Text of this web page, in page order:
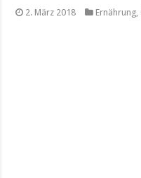
2. März 2018 Ernährung